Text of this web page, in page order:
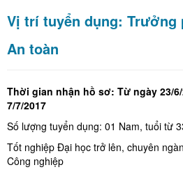
Vị trí tuyển dụng: Trưởng
An toàn
Thời gian nhận hồ sơ: Từ ngày 23/
7/7/2017
Số lượng tuyển dụng: 01 Nam, tuổi từ
Tốt nghiệp Đại học trở lên, chuyên
Công nghiệp